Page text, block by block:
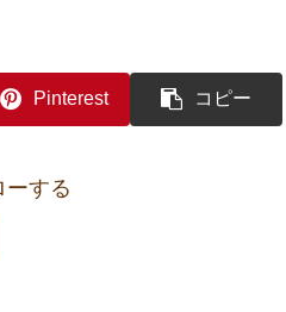
Pinterest コピー
ーする